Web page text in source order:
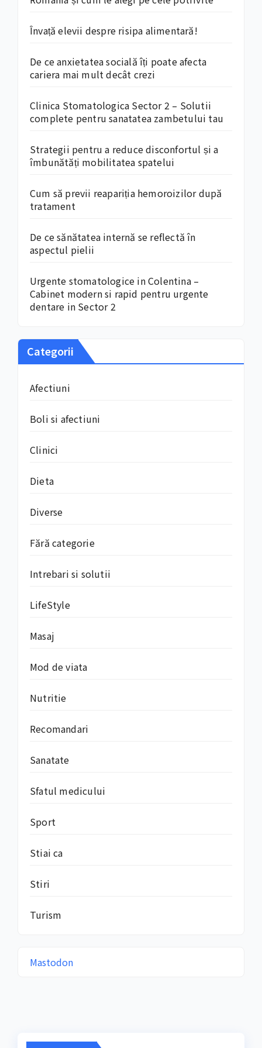
Învață elevii despre risipa alimentară!
De ce anxietatea socială îți poate afecta
cariera mai mult decât crezi
Clinica Stomatologica Sector 2 – Solutii
complete pentru sanatatea zambetului tau
Strategii pentru a reduce disconfortul și a
îmbunătăți mobilitatea spatelui
Cum să previi reapariția hemoroizilor după
tratament
De ce sănătatea internă se reflectă în
aspectul pielii
Urgente stomatologice in Colentina –
Cabinet modern si rapid pentru urgente
dentare in Sector 2
Categorii
Afectiuni
Boli si afectiuni
Clinici
Dieta
Diverse
Fără categorie
Intrebari si solutii
LifeStyle
Masaj
Mod de viata
Nutritie
Recomandari
Sanatate
Sfatul medicului
Sport
Stiai ca
Stiri
Turism
Mastodon